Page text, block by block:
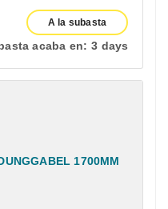
A la subasta
acaba en: 3 days